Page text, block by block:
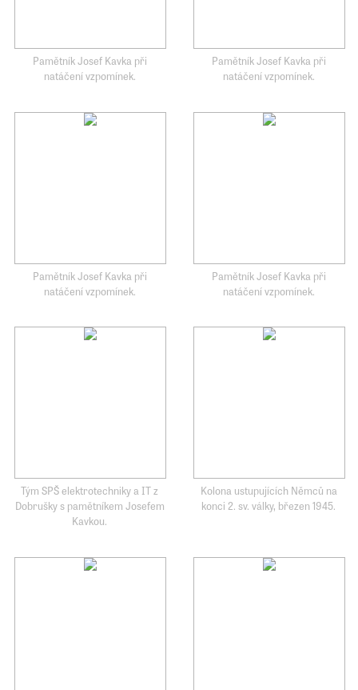
Pamětník Josef Kavka při
natáčení vzpomínek.
Pamětník Josef Kavka při
natáčení vzpomínek.
Pamětník Josef Kavka při
natáčení vzpomínek.
Pamětník Josef Kavka při
natáčení vzpomínek.
Tým SPŠ elektrotechniky a IT z
Dobrušky s pamětníkem Josefem
Kavkou.
Kolona ustupujících Němců na
konci 2. sv. války, březen 1945.